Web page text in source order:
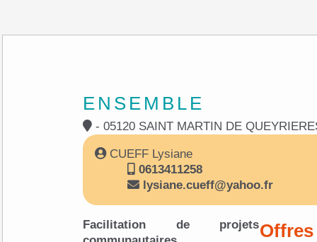
ENSEMBLE
- 05120 SAINT MARTIN DE
CUEFF Lysiane
0613411258
lysiane.cueff@yahoo.fr
Facilitation de projets